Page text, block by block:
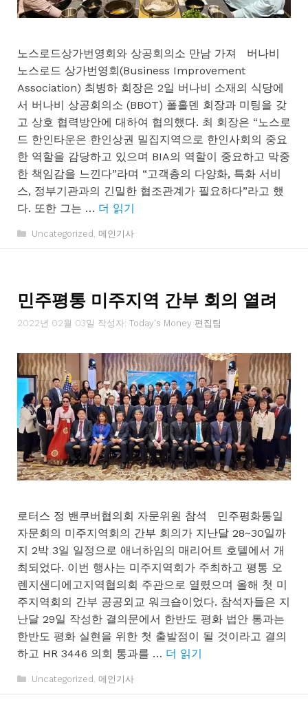
노스로드상가번영회와 상공회의소 만남 가져 버나비
노스로드 상가번영회(Business Improvement
Association) 최병하 회장은 2일 버나비 소재의 식당에
서 버나비 상공회의소 (BBOT) 폴홀덴 회장과 미팅을 갖
고 상호 협력방안에 대하여 협의했다. 최 회장은 “노스로
드 한인타운은 한인상권 밀집지역으로 한인사회의 중요
한 역할을 감당하고 있으며 BIA의 역할이 중요하고 막중
한 책임감을 느낀다”라며 “고객층의 다양화, 특화 서비
스, 정부기관과의 긴밀한 협조관계가 필요하다”라고 했
다. 또한 그는 … 더 읽기
카
Uncategorized 메인기사
민주평통 미주지역 간부 회의 열려
2022년 02월 03일 작성자: Today's Money 편집팀
로터스 정 밴쿠버협의회 자문위원 참석 민주평화통일
자문회의 미주지역회의 간부 회의가 지난달 28~30일까
지 2박 3일 일정으로 애너하임의 매리어트 호텔에서 개
최되었다. 이번 행사는 미주지역회가 주최하고 평통 오
렌지샌디에고지역협의회 주관으로 열렸으며 올해 첫 미
주지역회의 간부 공공외교 워크숍이었다. 참석자들은 지
난달 29일 작성한 결의문에서 한반도 평화 법안 통과는
한반도 평화 실현을 위한 첫 출발점이 될 것이라고 결의
하고 HR 3446 의회 통과를 … 더 읽기
카
Uncategorized , 메인기사